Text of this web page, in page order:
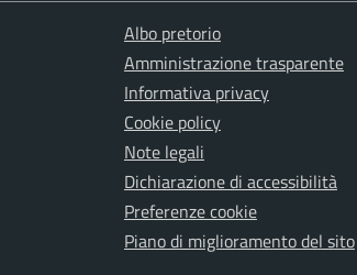
Albo pretorio
Amministrazione trasparente
Informativa privacy
Cookie policy
Note legali
Dichiarazione di accessibilità
Preferenze cookie
Piano di miglioramento del sito